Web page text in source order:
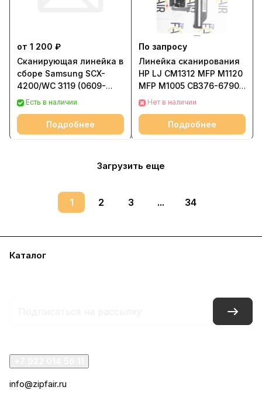
от 1 200 ₽
Сканирующая линейка в
сборе Samsung SCX-
4200/WC 3119 (0609-
001287/0609-
Есть в наличии
Подробнее
По запросу
Линейка сканирования
HP LJ CM1312 MFP M1120
MFP M1005 CB376-67901
| DL531-24UHG
Нет в наличии
Подробнее
Загрузить еще
1 2 3 ... 34
Каталог
info@zipfair.ru